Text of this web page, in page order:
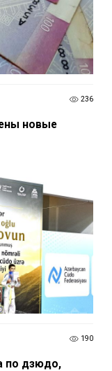
236
новые
190
по дзюдо,